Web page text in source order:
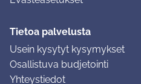
Tietoa palvelusta
Usein kysytyt kysymykset
Osallistuva budjetointi
Yhteystiedot